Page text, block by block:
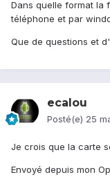
Dans quelle format la
téléphone et par
Que de questions et
ecalou
Posté(e) 25
Je crois que la carte
Envoyé depuis mon